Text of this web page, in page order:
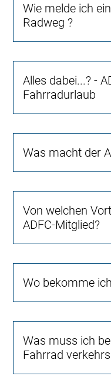
Wie melde ich
Radweg ?
Alles dabei...? -
Fahrradurlaub
Was macht der
Von welchen
ADFC-Mitglied?
Wo bekomme
Was muss ich
Fahrrad